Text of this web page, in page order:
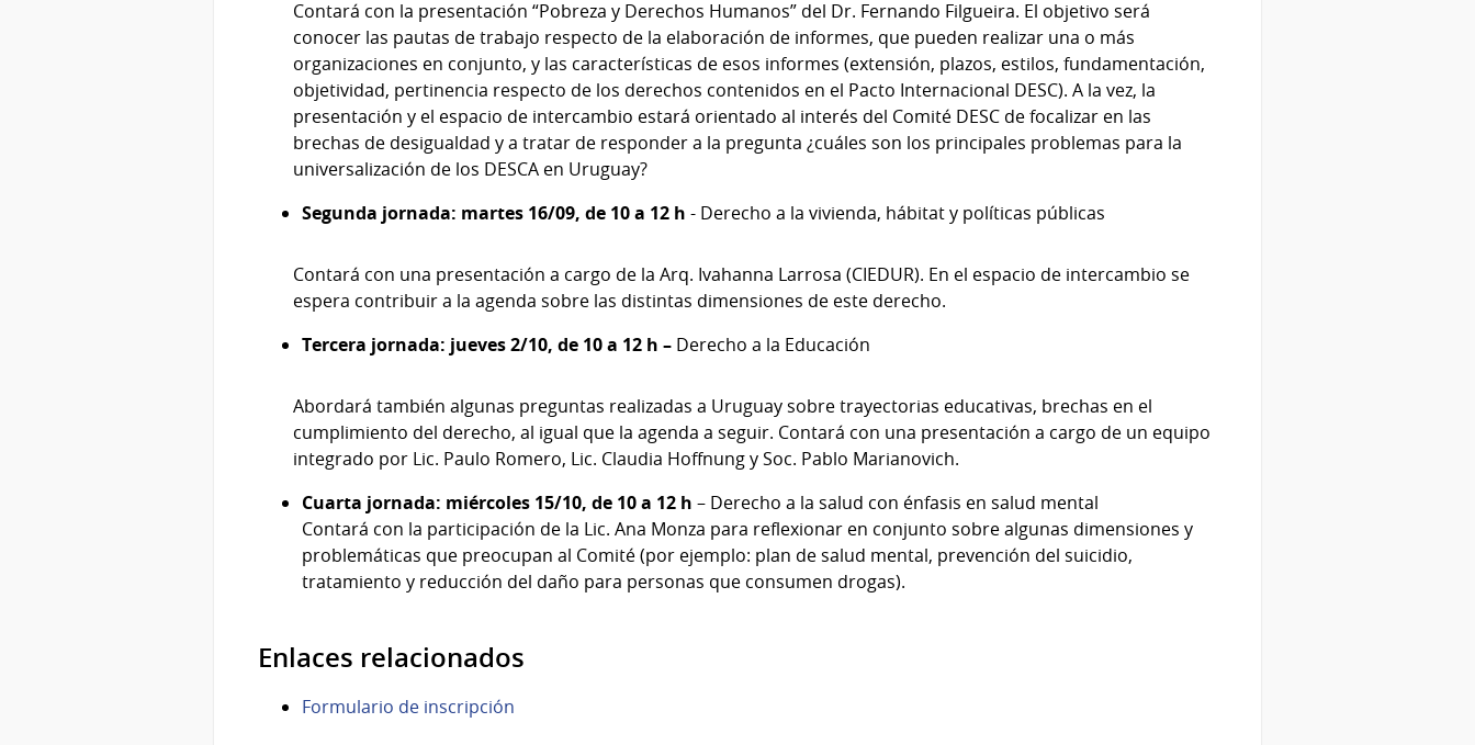
Contará con la presentación “Pobreza y Derechos Humanos” del Dr. Fernando Filgueira. El objetivo será
conocer las pautas de trabajo respecto de la elaboración de informes, que pueden realizar una o más
organizaciones en conjunto, y las características de esos informes (extensión, plazos, estilos, fundamentación,
objetividad, pertinencia respecto de los derechos contenidos en el Pacto Internacional DESC). A la vez, la
presentación y el espacio de intercambio estará orientado al interés del Comité DESC de focalizar en las
brechas de desigualdad y a tratar de responder a la pregunta ¿cuáles son los principales problemas para la
universalización de los DESCA en Uruguay?
Segunda jornada: martes 16/09, de 10 a 12 h - Derecho a la vivienda, hábitat y políticas públicas
Contará con una presentación a cargo de la Arq. Ivahanna Larrosa (CIEDUR). En el espacio de intercambio se
espera contribuir a la agenda sobre las distintas dimensiones de este derecho.
Tercera jornada: jueves 2/10, de 10 a 12 h – Derecho a la Educación
Abordará también algunas preguntas realizadas a Uruguay sobre trayectorias educativas, brechas en el
cumplimiento del derecho, al igual que la agenda a seguir. Contará con una presentación a cargo de un equipo
integrado por Lic. Paulo Romero, Lic. Claudia Hoffnung y Soc. Pablo Marianovich.
Cuarta jornada: miércoles 15/10, de 10 a 12 h – Derecho a la salud con énfasis en salud mental
Contará con la participación de la Lic. Ana Monza para reflexionar en conjunto sobre algunas dimensiones y
problemáticas que preocupan al Comité (por ejemplo: plan de salud mental, prevención del suicidio,
tratamiento y reducción del daño para personas que consumen drogas).
Enlaces relacionados
Formulario de inscripción